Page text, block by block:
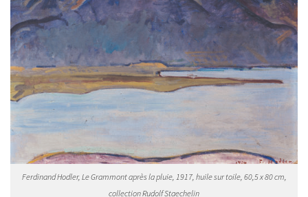
Ferdinand Hodler, Le Grammont après la pluie, 1917, huile sur toile, 60,5 x 80 cm,
collection Rudolf Staechelin